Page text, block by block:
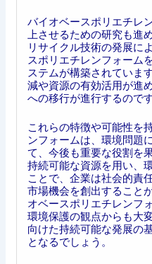
バイオベースポリエチレ
上させるための研究も進
リサイクル技術の発展に
スポリエチレンフォーム
ステムが構築されていま
減や資源の有効活用が進
への移行が進行するのです
これらの特徴や可能性を
ンフォームは、環境問題
て、今後も重要な役割を
持続可能な資源を用い、
ことで、企業は社会的責
市場機会を創出すること
オベースポリエチレンフ
環境保護の観点からも大
向けた持続可能な発展の
となるでしょう。